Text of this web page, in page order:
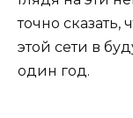
точно сказать,
этой сети в
один год.